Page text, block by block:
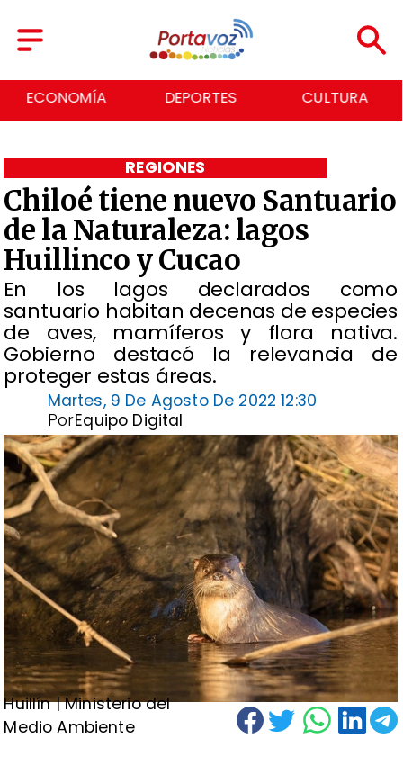
ECONOMÍA DEPORTES CULTURA
Chiloé tiene nuevo Santuario
de la Naturaleza: lagos
Huillinco y Cucao
En los lagos declarados como
santuario habitan decenas de especies
de aves, mamíferos y flora nativa.
Gobierno destacó la relevancia de
proteger estas áreas.
REGIONES
Martes, 9 De Agosto De 2022 12:30
Equipo Digital
Por
Huillín | Ministerio del
Medio Ambiente